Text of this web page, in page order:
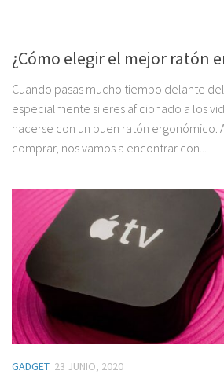
¿Cómo elegir el mejor ratón
Cuando pasas mucho tiempo delante
especialmente si eres aficionado a los
hacerse con un buen ratón ergonómico.
comprar, nos vamos a encontrar con...
GADGET 23 JUNIO, 2020